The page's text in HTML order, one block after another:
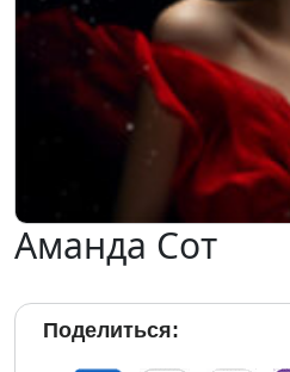
Аманда Сот
Поделиться: